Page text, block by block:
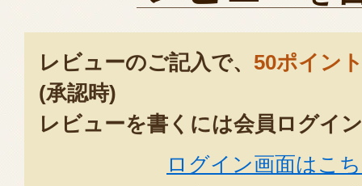
レビューのご記入で、 50ポイン
(承認時)
レビューを書くには会員ログイ
ログイン画面はこ